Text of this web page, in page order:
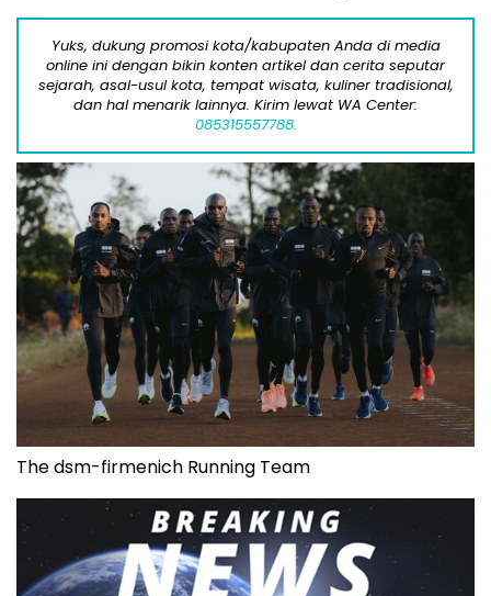
Yuks, dukung promosi kota/kabupaten Anda di media
online ini dengan bikin konten artikel dan cerita seputar
sejarah, asal-usul kota, tempat wisata, kuliner tradisional,
dan hal menarik lainnya. Kirim lewat WA Center:
085315557788.
The dsm-firmenich Running Team